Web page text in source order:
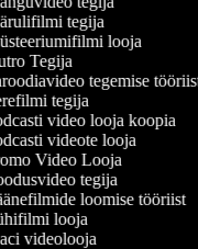
tegija
looja
Tegija
tegemise tööriist
tegija
video looja koopia
videote looja
Video Looja
tegija
loomise tööriist
looja
videolooja